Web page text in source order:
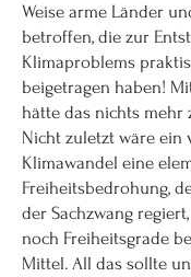
Weise arme Länder
betroffen, die zur
Klimaproblems
beigetragen haben!
hätte das nichts mehr
Nicht zuletzt wäre ein
Klimawandel eine
Freiheitsbedrohung,
der Sachzwang
noch Freiheitsgrade
Mittel. All das sollte